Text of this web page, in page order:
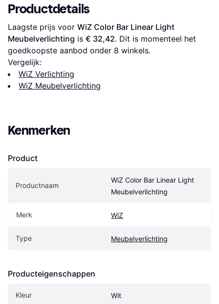
Productdetails
Laagste prijs voor WiZ Color Bar Linear Light
Meubelverlichting is € 32,42. Dit is momenteel het
goedkoopste aanbod onder 8 winkels.
Vergelijk:
WiZ Verlichting
WiZ Meubelverlichting
Kenmerken
Product
Productnaam
WiZ Color Bar Linear Light
Meubelverlichting
Merk WiZ
Type Meubelverlichting
Producteigenschappen
Kleur Wit